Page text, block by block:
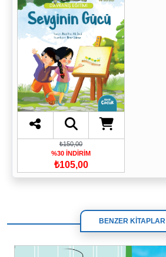
₺150,00
%30 İNDİRİM
₺105,00
BENZER KİTAPLAR